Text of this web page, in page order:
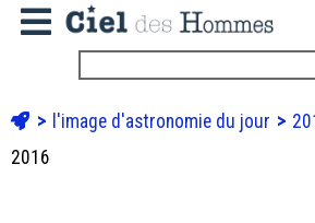
l'image d'astronomie du jour
2016